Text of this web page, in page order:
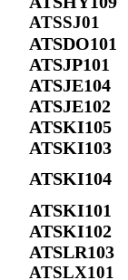
ATSSJ01
ATSDO101
ATSJP101
ATSJE104
ATSJE102
ATSKI105
ATSKI103
ATSKI104
ATSKI101
ATSKI102
ATSLR103
ATSLX101